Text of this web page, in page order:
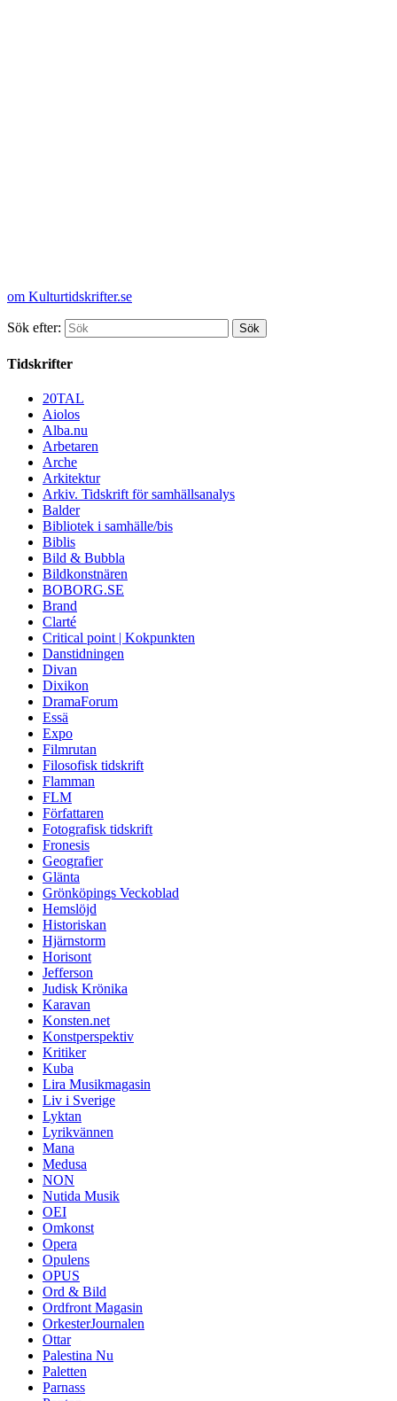
om Kulturtidskrifter.se
Sök efter:
Tidskrifter
20TAL
Aiolos
Alba.nu
Arbetaren
Arche
Arkitektur
Arkiv. Tidskrift för samhällsanalys
Balder
Bibliotek i samhälle/bis
Biblis
Bild & Bubbla
Bildkonstnären
BOBORG.SE
Brand
Clarté
Critical point | Kokpunkten
Danstidningen
Divan
Dixikon
DramaForum
Essä
Expo
Filmrutan
Filosofisk tidskrift
Flamman
FLM
Författaren
Fotografisk tidskrift
Fronesis
Geografier
Glänta
Grönköpings Veckoblad
Hemslöjd
Historiskan
Hjärnstorm
Horisont
Jefferson
Judisk Krönika
Karavan
Konsten.net
Konstperspektiv
Kritiker
Kuba
Lira Musikmagasin
Liv i Sverige
Lyktan
Lyrikvännen
Mana
Medusa
NON
Nutida Musik
OEI
Omkonst
Opera
Opulens
OPUS
Ord & Bild
Ordfront Magasin
OrkesterJournalen
Ottar
Palestina Nu
Paletten
Parnass